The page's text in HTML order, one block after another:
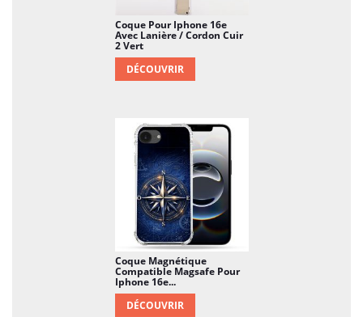
Coque Pour Iphone 16e
Avec Lanière / Cordon Cuir
2 Vert
DÉCOUVRIR
Coque Magnétique
Compatible Magsafe Pour
Iphone 16e...
DÉCOUVRIR